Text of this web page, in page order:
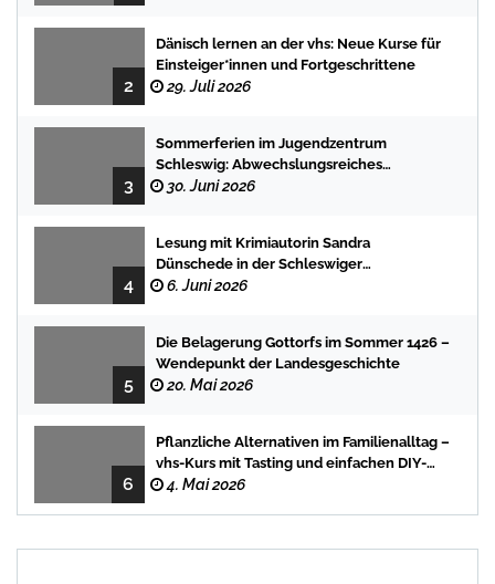
2
Dänisch lernen an der vhs: Neue Kurse für
Einsteiger*innen und Fortgeschrittene
29. Juli 2026
3
Sommerferien im Jugendzentrum
Schleswig: Abwechslungsreiches
Programm für Kinder und Jugendliche
30. Juni 2026
4
Lesung mit Krimiautorin Sandra
Dünschede in der Schleswiger
Stadtbücherei
6. Juni 2026
5
Die Belagerung Gottorfs im Sommer 1426 –
Wendepunkt der Landesgeschichte
20. Mai 2026
6
Pflanzliche Alternativen im Familienalltag –
vhs-Kurs mit Tasting und einfachen DIY-
Rezepten
4. Mai 2026